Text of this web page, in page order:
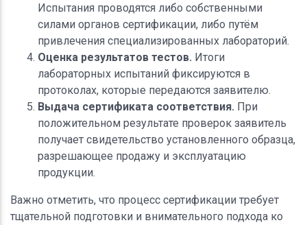
Испытания проводятся либо собственными
силами органов сертификации, либо путём
привлечения специализированных лабораторий.
Оценка результатов тестов. Итоги
лабораторных испытаний фиксируются в
протоколах, которые передаются заявителю.
Выдача сертификата соответствия. При
положительном результате проверок заявитель
получает свидетельство установленного образца,
разрешающее продажу и эксплуатацию
продукции.
Важно отметить, что процесс сертификации требует
тщательной подготовки и внимательного подхода ко